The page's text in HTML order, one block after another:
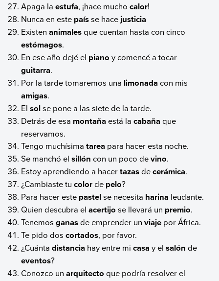
Apaga laestufa, ¡hace muchocalor!
Nunca en este paísse hacejusticia
Existenanimalesque cuentan hasta con cinco
estómagos.
En ese año dejé el piano y comencé a tocar
guitarra.
Por la tarde tomaremos una limonada con mis
amigas.
Elsolse pone a las siete de la tarde.
Detrás de esa montaña está lacabaña que
reservamos.
Tengo muchísimatarea para hacer esta noche.
Se manchó elsillón con un poco devino.
Estoy aprendiendo a hacertazasdecerámica.
¿Cambiaste tucolorde pelo?
Para hacer este pastelse necesita harina leudante.
Quien descubra elacertijo se llevará un premio.
Tenemosganasde emprender unviaje por África.
Te pido doscortados, por favor.
¿Cuántadistancia hay entre micasa y elsalón de
eventos?
Conozco unarquitecto que podría resolver el